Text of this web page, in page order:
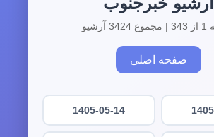
صفحه اصلی
1405-05-14